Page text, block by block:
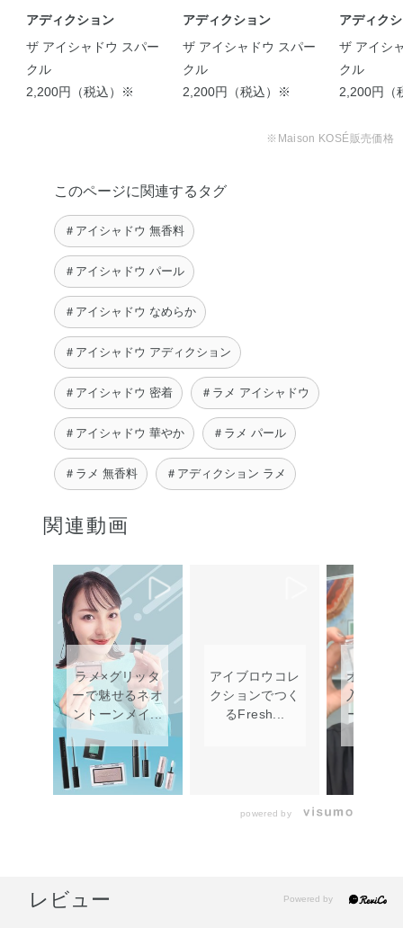
chi.
ADDICTION SPRING Co
…
chi.
ADDICTION ニュアンス
チェンジが …
chi.
アディクション
ザ アイシャドウ スパー
クル
2,200円（税込）※
アディクション
ザ アイシャドウ スパー
クル
2,200円（税込）※
アディク
ザ アイシ
クル
2,200円（
※Maison KOSÉ販売価格
このページに関連するタグ
＃アイシャドウ 無香料
＃アイシャドウ パール
＃アイシャドウ なめらか
＃アイシャドウ アディクション
＃アイシャドウ 密着 ＃ラメ アイシャドウ
＃アイシャドウ 華やか ＃ラメ パール
＃ラメ 無香料 ＃アディクション ラメ
関連動画
ラメ×グリッタ
ーで魅せるネオ
ントーンメイ...
アイブロウコレ
クションでつく
るFresh...
オフィス
入れやす
ーメイク
powered by
レビュー